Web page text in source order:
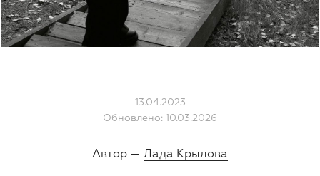
13.04.2023
Обновлено: 10.03.2026
Автор — Лада Крылова